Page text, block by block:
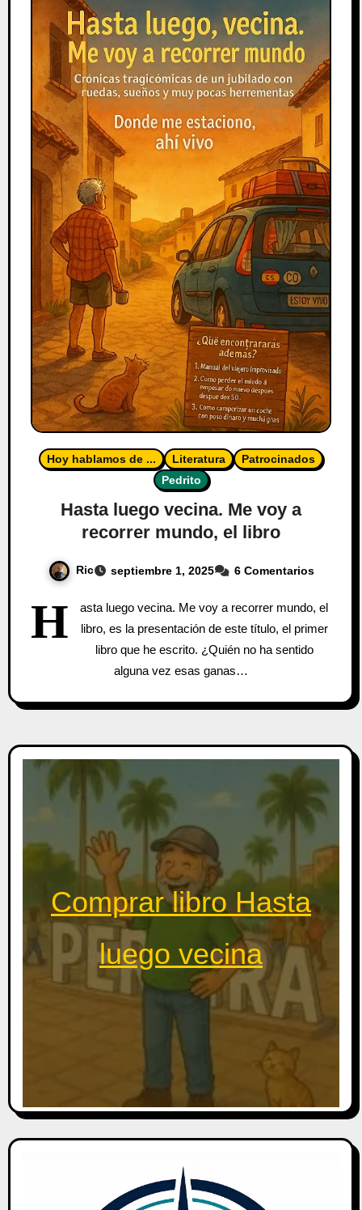
Hoy hablamos de ... Literatura
Patrocinados
Pedrito
Hasta luego vecina. Me voy a
recorrer mundo, el libro
Ric septiembre 1, 2025 6 Comentarios
H
asta luego vecina. Me voy a recorrer mundo, el
libro, es la presentación de este título, el primer
libro que he escrito. ¿Quién no ha sentido
alguna vez esas ganas…
Comprar libro Hasta
luego vecina